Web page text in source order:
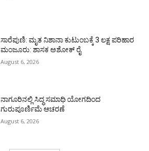
ಸಾರೆಪುಣಿ: ಮೃತ ನಿಶಾನಾ ಕುಟುಂಬಕ್ಕೆ 3 ಲಕ್ಷ ಪರಿಹಾರ
ಮಂಜೂರು: ಶಾಸಕ ಅಶೋಕ್ ರೈ
August 6, 2026
ನಾಗೂರಿನಲ್ಲಿ ಸಿದ್ಧ ಸಮಾಧಿ ಯೋಗದಿಂದ
ಗುರುಪೂರ್ಣಿಮೆ ಆಚರಣೆ
August 6, 2026